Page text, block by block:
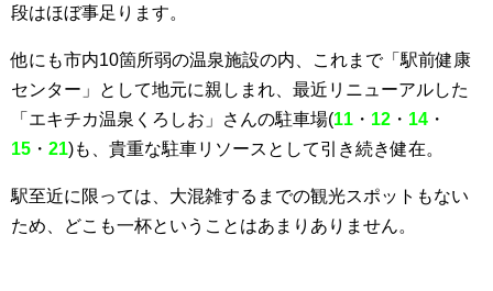
段はほぼ事足ります。
他にも市内10箇所弱の温泉施設の内、これまで「駅前健康
センター」として地元に親しまれ、最近リニューアルした
「エキチカ温泉くろしお」さんの駐車場(11 ・ 12 ・ 14 ・
15 ・ 21)も、貴重な駐車リソースとして引き続き健在。
駅至近に限っては、大混雑するまでの観光スポットもない
ため、どこも一杯ということはあまりありません。